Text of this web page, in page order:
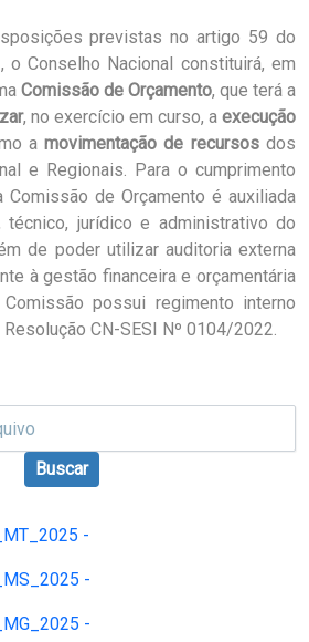
previstas no artigo 59 do
o Conselho Nacional constituirá, em
Comissão de Orçamento, que terá a
, no exercício em curso, a execução
amovimentação de recursosdos
e Regionais. Para o cumprimento
de Orçamento é auxiliada
jurídico e administrativo do
de poder utilizar auditoria externa
à gestão financeira e orçamentária
possui regimento interno
CN-SESI Nº 0104/2022.
Buscar
-
-
-